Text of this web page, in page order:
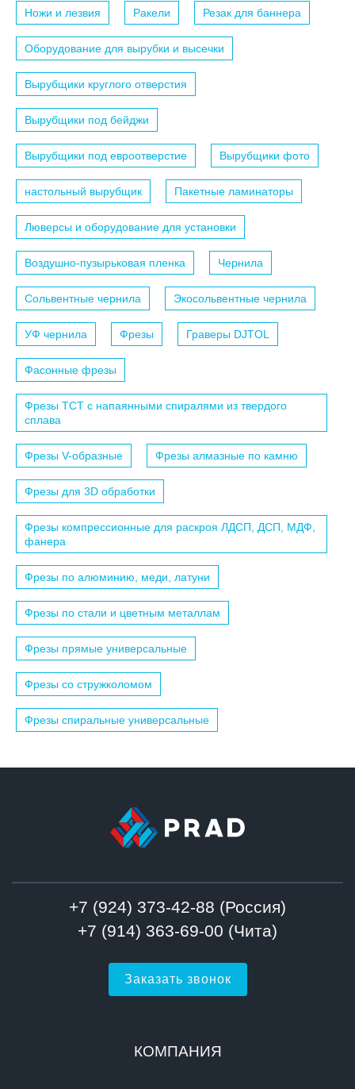
Ножи и лезвия Ракели Резак для баннера
Оборудование для вырубки и высечки
Вырубщики круглого отверстия
Вырубщики под бейджи
Вырубщики под евроотверстие Вырубщики фото
настольный вырубщик Пакетные ламинаторы
Люверсы и оборудование для установки
Воздушно-пузырьковая пленка Чернила
Сольвентные чернила Экосольвентные чернила
УФ чернила Фрезы Граверы DJTOL
Фасонные фрезы
Фрезы TCT с напаянными спиралями из твердого
сплава
Фрезы V-образные Фрезы алмазные по камню
Фрезы для 3D обработки
Фрезы компрессионные для раскроя ЛДСП, ДСП, МДФ,
фанера
Фрезы по алюминию, меди, латуни
Фрезы по стали и цветным металлам
Фрезы прямые универсальные
Фрезы со стружколомом
Фрезы спиральные универсальные
+7 (924) 373-42-88 (Россия)
+7 (914) 363-69-00 (Чита)
Заказать звонок
КОМПАНИЯ